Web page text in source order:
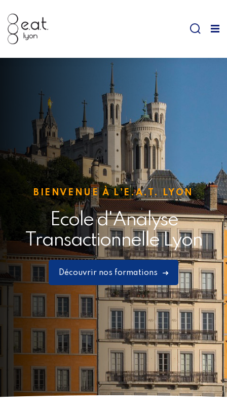
BIENVENUE À L'E.A.T. LYON
Ecole d'Analyse
Transactionnelle Lyon
Découvrir nos formations